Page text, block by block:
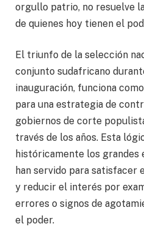
orgullo patrio, no resuelve
de quienes hoy tienen el
El triunfo de la selección
conjunto sudafricano
inauguración, funciona
para una estrategia de
gobiernos de corte
través de los años. Esta
históricamente los
han servido para satisfacer
y reducir el interés por
errores o signos de
el poder.